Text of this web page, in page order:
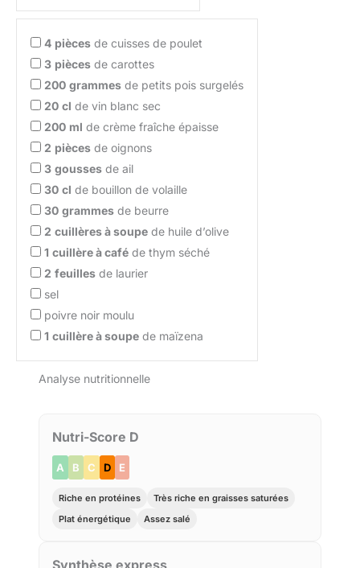
4 pièces de cuisses de poulet
3 pièces de carottes
200 grammes de petits pois surgelés
20 cl de vin blanc sec
200 ml de crème fraîche épaisse
2 pièces de oignons
3 gousses de ail
30 cl de bouillon de volaille
30 grammes de beurre
2 cuillères à soupe de huile d’olive
1 cuillère à café de thym séché
2 feuilles de laurier
sel
poivre noir moulu
1 cuillère à soupe de maïzena
Analyse nutritionnelle
Nutri-Score D
A B C D E
Riche en protéines
Très riche en graisses saturées
Plat énergétique
Assez salé